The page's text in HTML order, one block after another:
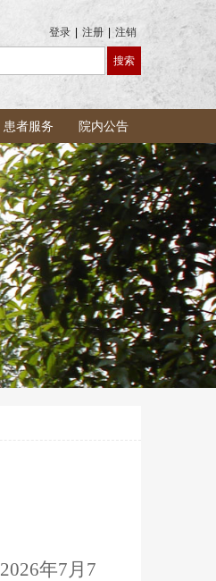
登录 注册 注销
患者服务 院内公告
2026年7月7